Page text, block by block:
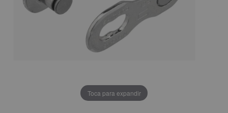
Toca para expandir